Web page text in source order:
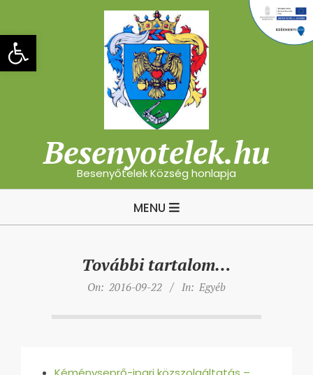
Eszköztár megnyitása
content
Besenyotelek.hu
Besenyőtelek Község honlapja
MENU
További tartalom…
On: 2016-09-22 In: Egyéb